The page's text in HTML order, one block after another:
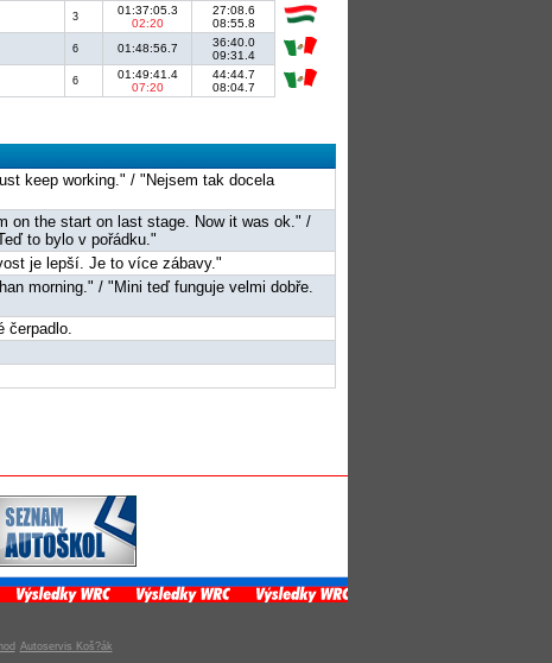
3
01:37:05.3
02:20
27:08.6
08:55.8
6 01:48:56.7
36:40.0
09:31.4
6
01:49:41.4
07:20
44:44.7
08:04.7
keep working." / "Nejsem tak docela
on the start on last stage. Now it was ok." /
to bylo v pořádku."
je lepší. Je to více zábavy."
morning." / "Mini teď funguje velmi dobře.
čerpadlo.
Autoservis Koš?ák